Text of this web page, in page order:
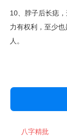
10、脖子后长痣
力有权利，至少
人。
八字精批